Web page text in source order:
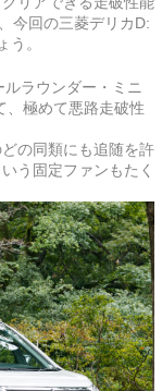
今回の三菱デリカD:
。
ラウンダー・ミニ
、極めて悪路走破性
の同類にも追随を許
う固定ファンもたく